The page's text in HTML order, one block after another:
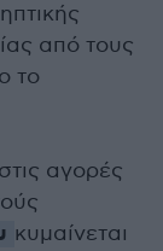
από τους
το
αγορές
κυμαίνεται